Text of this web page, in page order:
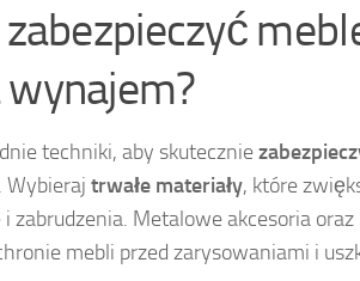
techniki, aby skutecznie
trwałe materiały, które
zabrudzenia. Metalowe akcesoria oraz
mebli przed zarysowaniami i